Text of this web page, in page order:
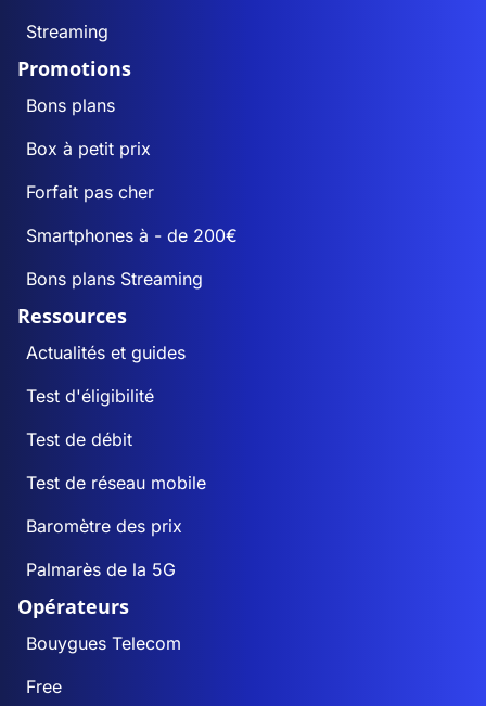
Streaming
Promotions
Bons plans
Box à petit prix
Forfait pas cher
Smartphones à - de 200€
Bons plans Streaming
Ressources
Actualités et guides
Test d'éligibilité
Test de débit
Test de réseau mobile
Baromètre des prix
Palmarès de la 5G
Opérateurs
Bouygues Telecom
Free